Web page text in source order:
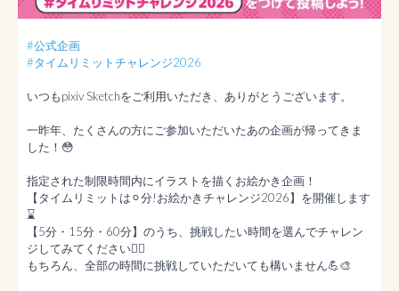
#公式企画
#タイムリミットチャレンジ2026
いつもpixiv Sketchをご利用いただき、ありがとうございます。
一昨年、たくさんの方にご参加いただいたあの企画が帰ってきま
した！😳
指定された制限時間内にイラストを描くお絵かき企画！
【タイムリミットは⚪︎分!お絵かきチャレンジ2026】を開催します
⌛️
【5分・15分・60分】のうち、挑戦したい時間を選んでチャレン
ジしてみてください❤️‍🔥
もちろん、全部の時間に挑戦していただいても構いません💪🎨